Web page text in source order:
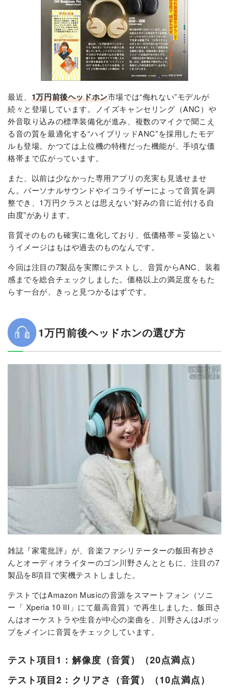
最近、 1万円前後ヘッドホン市場では“侮れない”モデルが
続々と登場しています。ノイズキャンセリング（ANC）や
外音取り込みの標準装備化が進み、複数のマイクで聞こえ
る音の質を最適化する“ハイブリッドANC”を採用したモデ
ルも登場。かつては上位機の特権だった機能が、手頃な価
格帯まで広がっています。
また、以前は少なかった専用アプリの充実も見逃せませ
ん。パーソナルサウンドやイコライザーによって音質を調
整でき、1万円クラスとは思えない“好みの音に近付ける自
由度”があります。
音質そのものも確実に進化しており、低価格帯＝妥協とい
うイメージはもはや過去のものなんです。
今回は注目の7製品を実際にテストし、音質からANC、装着
感までを総合チェックしました。価格以上の満足度をもた
らす一台が、きっと見つかるはずです。
1万円前後ヘッドホンの選び方
雑誌『家電批評』が、音楽ファシリテーターの飯田有抄さ
んとオーディオライターのゴン川野さんとともに、注目の7
製品を8項目で実機テストしました。
テストではAmazon Musicの音源をスマートフォン（ソニ
ー「 Xperia 10 III」にて最高音質）で再生しました。飯田さ
んはオーケストラや生音が中心の楽曲を、川野さんはJポッ
プをメインに音質をチェックしています。
テスト項目1：解像度（音質）（20点満点）
テスト項目2：クリアさ（音質）（10点満点）